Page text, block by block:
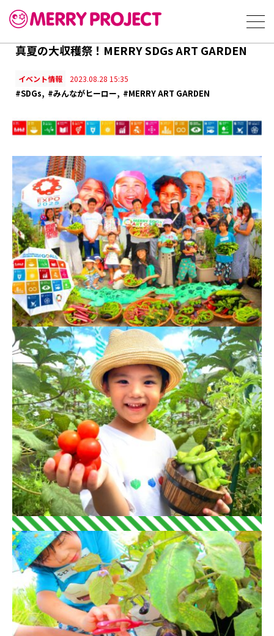
真夏の大収穫祭！MERRY SDGs ART GARDEN
イベント情報 2023.08.28 15:35
#SDGs #みんながヒーロー #MERRY ART GARDEN